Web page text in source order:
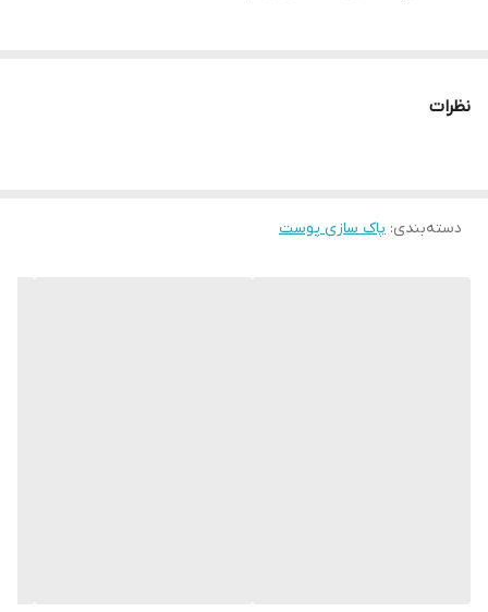
نظرات
دسته‌بندی: پاک سازی پوست